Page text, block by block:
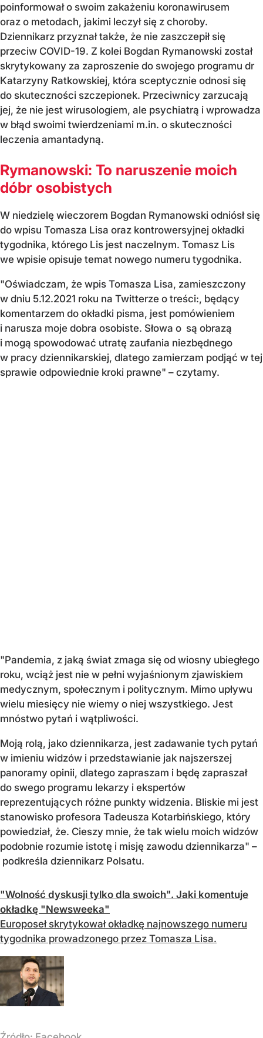
poinformował o swoim zakażeniu koronawirusem
oraz o metodach, jakimi leczył się z choroby.
Dziennikarz przyznał także, że nie zaszczepił się
przeciw COVID-19. Z kolei Bogdan Rymanowski został
skrytykowany za zaproszenie do swojego programu dr
Katarzyny Ratkowskiej, która sceptycznie odnosi się
do skuteczności szczepionek. Przeciwnicy zarzucają
jej, że nie jest wirusologiem, ale psychiatrą i wprowadza
w błąd swoimi twierdzeniami m.in. o skuteczności
leczenia amantadyną.
Rymanowski: To naruszenie moich
dóbr osobistych
W niedzielę wieczorem Bogdan Rymanowski odniósł się
do wpisu Tomasza Lisa oraz kontrowersyjnej okładki
tygodnika, którego Lis jest naczelnym. Tomasz Lis
we wpisie opisuje temat nowego numeru tygodnika.
"Oświadczam, że wpis Tomasza Lisa, zamieszczony
w dniu 5.12.2021 roku na Twitterze o treści:, będący
komentarzem do okładki pisma, jest pomówieniem
i narusza moje dobra osobiste. Słowa o są obrazą
i mogą spowodować utratę zaufania niezbędnego
w pracy dziennikarskiej, dlatego zamierzam podjąć w tej
sprawie odpowiednie kroki prawne" – czytamy.
"Pandemia, z jaką świat zmaga się od wiosny ubiegłego
roku, wciąż jest nie w pełni wyjaśnionym zjawiskiem
medycznym, społecznym i politycznym. Mimo upływu
wielu miesięcy nie wiemy o niej wszystkiego. Jest
mnóstwo pytań i wątpliwości.
Moją rolą, jako dziennikarza, jest zadawanie tych pytań
w imieniu widzów i przedstawianie jak najszerszej
panoramy opinii, dlatego zapraszam i będę zapraszał
do swego programu lekarzy i ekspertów
reprezentujących różne punkty widzenia. Bliskie mi jest
stanowisko profesora Tadeusza Kotarbińskiego, który
powiedział, że. Cieszy mnie, że tak wielu moich widzów
podobnie rozumie istotę i misję zawodu dziennikarza" –
podkreśla dziennikarz Polsatu.
"Wolność dyskusji tylko dla swoich". Jaki komentuje
okładkę "Newsweeka"
Europoseł skrytykował okładkę najnowszego numeru
tygodnika prowadzonego przez Tomasza Lisa.